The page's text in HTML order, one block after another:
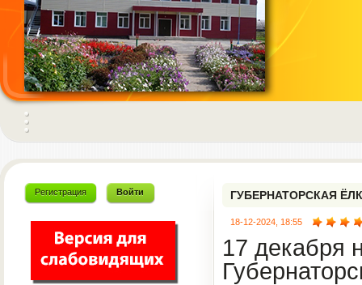
Регистрация Войти ГУБЕРНАТОРСКАЯ
18-12-2024, 18:55
17 декабря